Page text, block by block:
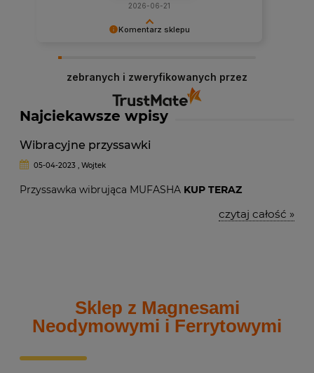
Komentarz sklepu
możemy zapewnić odpowiednią obsługę tak
świetnym klientom. Dziękujemy raz jeszcze!
2026-06-21
zebranych i zweryfikowanych przez
Najciekawsze wpisy
Wibracyjne przyssawki
05-04-2023 , Wojtek
Przyssawka wibrująca MUFASHA KUP TERAZ
czytaj całość »
Sklep z Magnesami
Neodymowymi i Ferrytowymi